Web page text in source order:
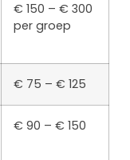
€ 150 – € 300
per groep
€ 75 – € 125
€ 90 – € 150